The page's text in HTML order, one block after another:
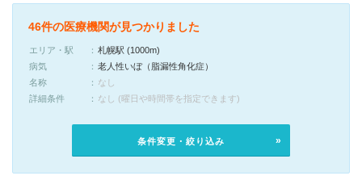
46件の医療機関が見つかりました
エリア・駅
札幌駅 (1000m)
病気
老人性いぼ（脂漏性角化症）
名称
なし
詳細条件
なし (曜日や時間帯を指定できます)
条件変更・絞り込み